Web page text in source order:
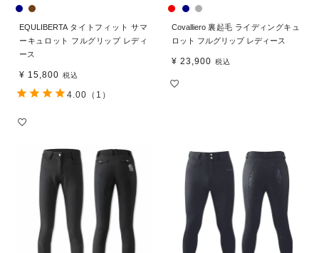
EQULIBERTA タイトフィット サマ
ーキュロット フルグリップ レディ
ース
¥ 15,800 税込
4.00 （1）
Covalliero 裏起毛 ライディングキュ
ロット フルグリップ レディース
¥ 23,900 税込